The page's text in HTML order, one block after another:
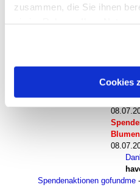
zusammen, die Sie ihnen
Sie unsere Webseite
Cookies
Spendenaktionen
Spendenaktionen gofundme -